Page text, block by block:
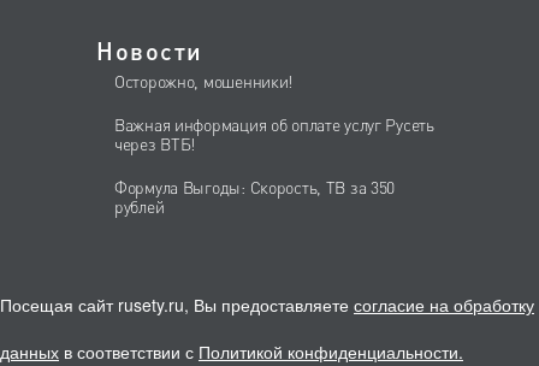
Новости
Осторожно, мошенники!
Важная информация об оплате услуг Русеть
через ВТБ!
Формула Выгоды: Скорость, ТВ за 350
рублей
Посещая сайт rusety.ru, Вы предоставляете согласие на обработку
данных в соответствии с Политикой конфиденциальности.